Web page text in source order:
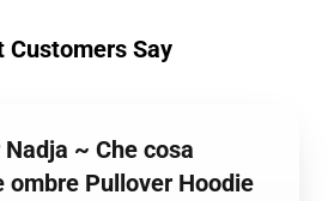
Customers Say
~ Che cosa
ombre Pullover Hoodie